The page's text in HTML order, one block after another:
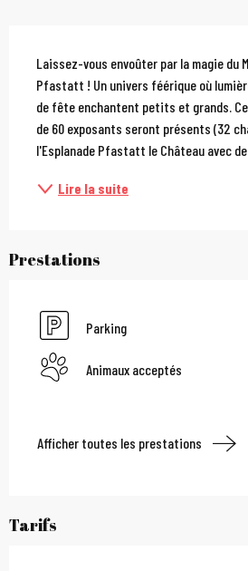
Description
Laissez-vous envoûter par la magie du
Pfastatt ! Un univers féérique où
de fête enchantent petits et grands.
de 60 exposants seront présents (32
l'Esplanade Pfastatt le Château avec
Lire la suite
Prestations
Parking
Animaux acceptés
Afficher toutes les prestations
Tarifs